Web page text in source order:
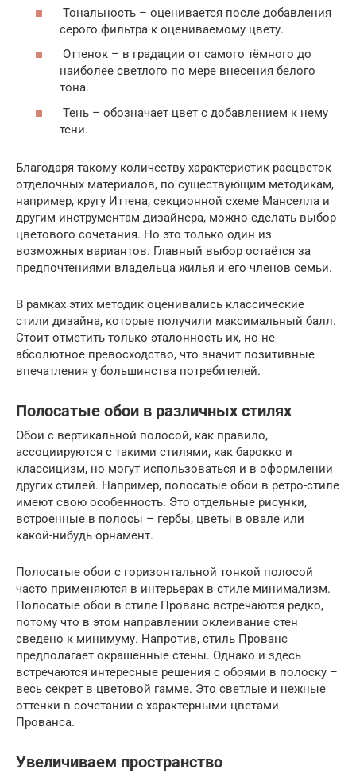
Тональность – оценивается после добавления
серого фильтра к оцениваемому цвету.
Оттенок – в градации от самого тёмного до
наиболее светлого по мере внесения белого
тона.
Тень – обозначает цвет с добавлением к нему
тени.
Благодаря такому количеству характеристик расцветок
отделочных материалов, по существующим методикам,
например, кругу Иттена, секционной схеме Манселла и
другим инструментам дизайнера, можно сделать выбор
цветового сочетания. Но это только один из
возможных вариантов. Главный выбор остаётся за
предпочтениями владельца жилья и его членов семьи.
В рамках этих методик оценивались классические
стили дизайна, которые получили максимальный балл.
Стоит отметить только эталонность их, но не
абсолютное превосходство, что значит позитивные
впечатления у большинства потребителей.
Полосатые обои в различных стилях
Обои с вертикальной полосой, как правило,
ассоциируются с такими стилями, как барокко и
классицизм, но могут использоваться и в оформлении
других стилей. Например, полосатые обои в ретро-стиле
имеют свою особенность. Это отдельные рисунки,
встроенные в полосы – гербы, цветы в овале или
какой-нибудь орнамент.
Полосатые обои с горизонтальной тонкой полосой
часто применяются в интерьерах в стиле минимализм.
Полосатые обои в стиле Прованс встречаются редко,
потому что в этом направлении оклеивание стен
сведено к минимуму. Напротив, стиль Прованс
предполагает окрашенные стены. Однако и здесь
встречаются интересные решения с обоями в полоску –
весь секрет в цветовой гамме. Это светлые и нежные
оттенки в сочетании с характерными цветами
Прованса.
Увеличиваем пространство